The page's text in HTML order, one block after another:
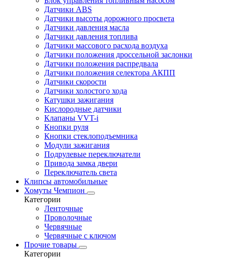
Датчики ABS
Датчики высоты дорожного просвета
Датчики давления масла
Датчики давления топлива
Датчики массового расхода воздуха
Датчики положения дроссельной заслонки
Датчики положения распредвала
Датчики положения селектора АКПП
Датчики скорости
Датчики холостого хода
Катушки зажигания
Кислородные датчики
Клапаны VVT-i
Кнопки руля
Кнопки стеклоподъемника
Модули зажигания
Подрулевые переключатели
Привода замка двери
Переключатель света
Клипсы автомобильные
Хомуты Чемпион
Категории
Ленточные
Проволочные
Червячные
Червячные с ключом
Прочие товары
Категории